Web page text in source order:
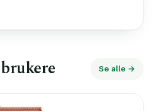
Se alle →